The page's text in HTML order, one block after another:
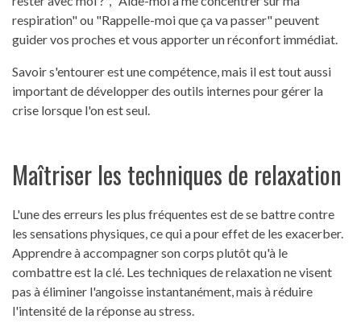
respiration" ou "Rappelle-moi que ça va passer" peuvent
guider vos proches et vous apporter un réconfort immédiat.
Savoir s'entourer est une compétence, mais il est tout aussi
important de développer des outils internes pour gérer la
crise lorsque l'on est seul.
Maîtriser les techniques de relaxation
L'une des erreurs les plus fréquentes est de se battre contre
les sensations physiques, ce qui a pour effet de les exacerber.
Apprendre à accompagner son corps plutôt qu'à le
combattre est la clé. Les techniques de relaxation ne visent
pas à éliminer l'angoisse instantanément, mais à réduire
l'intensité de la réponse au stress.